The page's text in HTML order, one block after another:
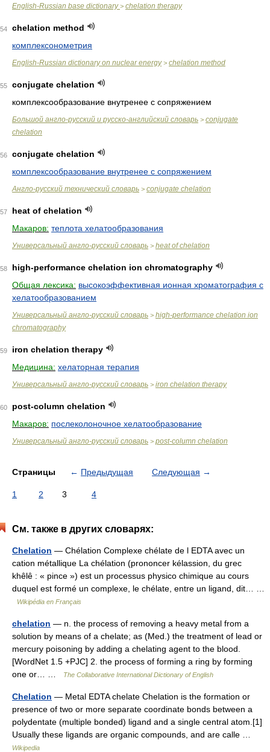
English-Russian base dictionary> chelation therapy
54
chelation method
комплексонометрия
English-Russian dictionary on nuclear energy> chelation method
55
conjugate chelation
комплексообразование внутренее с сопряжением
Большой англо-русский и русско-английский словарь > conjugate
chelation
56
conjugate chelation
комплексообразование внутренее с сопряжением
Англо-русский технический словарь > conjugate chelation
57
heat of chelation
Макаров: теплота хелатообразования
Универсальный англо-русский словарь > heat of chelation
58
high-performance chelation ion chromatography
Общая лексика: высокоэффективная ионная хроматография с
хелатообразованием
Универсальный англо-русский словарь > high-performance chelation ion
chromatography
59
iron chelation therapy
Медицина: хелаторная терапия
Универсальный англо-русский словарь > iron chelation therapy
60
post-column chelation
Макаров: послеколоночное хелатообразование
Универсальный англо-русский словарь > post-column chelation
Страницы ← Предыдущая Следующая →
1 2 3 4
См. также в других словарях:
Chelation — Chélation Complexe chélate de l EDTA avec un
cation métallique La chélation (prononcer kélassion, du grec
khêlê : « pince ») est un processus physico chimique au cours
duquel est formé un complexe, le chélate, entre un ligand, dit… …
Wikipédia en Français
chelation — n. the process of removing a heavy metal from a
solution by means of a chelate; as (Med.) the treatment of lead or
mercury poisoning by adding a chelating agent to the blood.
[WordNet 1.5 +PJC] 2. the process of forming a ring by forming
one or… …
The Collaborative International Dictionary of English
Chelation — Metal EDTA chelate Chelation is the formation or
presence of two or more separate coordinate bonds between a
polydentate (multiple bonded) ligand and a single central atom.[1]
Usually these ligands are organic compounds, and are calle …
Wikipedia